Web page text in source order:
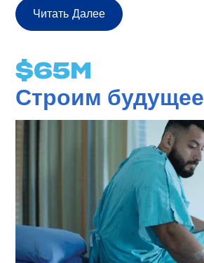
Читать Далее
$65 M
Строим будущее